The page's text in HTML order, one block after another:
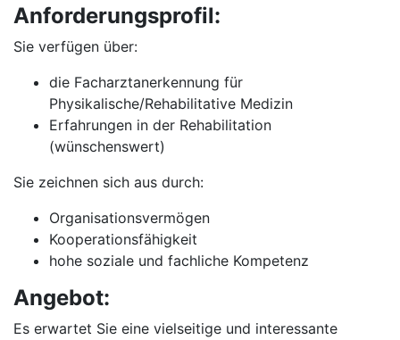
Anforderungsprofil:
Sie verfügen über:
die Facharztanerkennung für
Physikalische/Rehabilitative Medizin
Erfahrungen in der Rehabilitation
(wünschenswert)
Sie zeichnen sich aus durch:
Organisationsvermögen
Kooperationsfähigkeit
hohe soziale und fachliche Kompetenz
Angebot:
Es erwartet Sie eine vielseitige und interessante